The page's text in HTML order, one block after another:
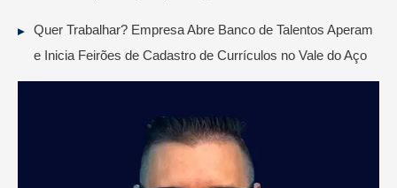
Quer Trabalhar? Empresa Abre Banco de Talentos Aperam
e Inicia Feirões de Cadastro de Currículos no Vale do Aço